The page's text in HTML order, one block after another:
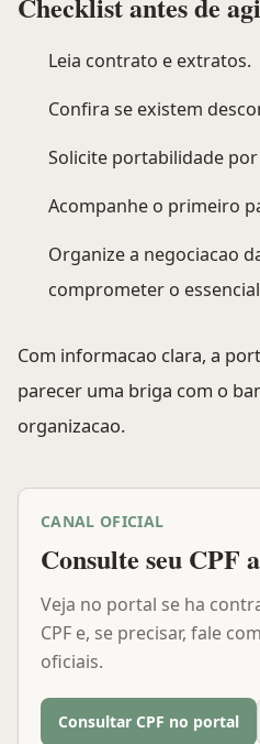
Leia contrato e extratos.
Confira se existem
Solicite portabilidade
Acompanhe o primeiro
Organize a negociacao
comprometer o
Com informacao clara, a
parecer uma briga com o
organizacao.
CANAL OFICIAL
Consulte seu CPF
Veja no portal se ha
CPF e, se precisar, fale
oficiais.
Consultar CPF no portal